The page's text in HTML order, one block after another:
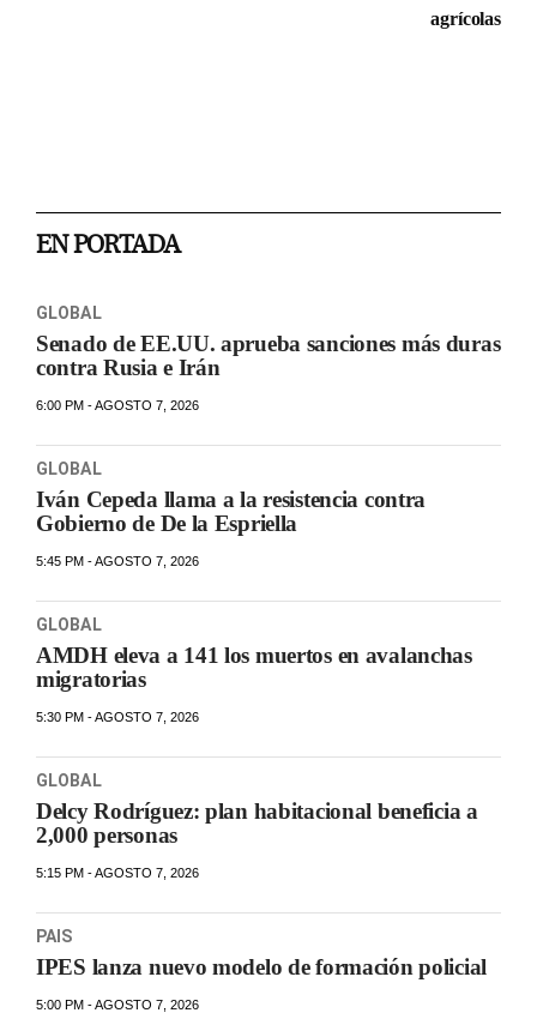
agrícolas
EN PORTADA
GLOBAL
Senado de EE.UU. aprueba sanciones más duras
contra Rusia e Irán
6:00 PM - AGOSTO 7, 2026
GLOBAL
Iván Cepeda llama a la resistencia contra
Gobierno de De la Espriella
5:45 PM - AGOSTO 7, 2026
GLOBAL
AMDH eleva a 141 los muertos en avalanchas
migratorias
5:30 PM - AGOSTO 7, 2026
GLOBAL
Delcy Rodríguez: plan habitacional beneficia a
2,000 personas
5:15 PM - AGOSTO 7, 2026
PAIS
IPES lanza nuevo modelo de formación policial
5:00 PM - AGOSTO 7, 2026